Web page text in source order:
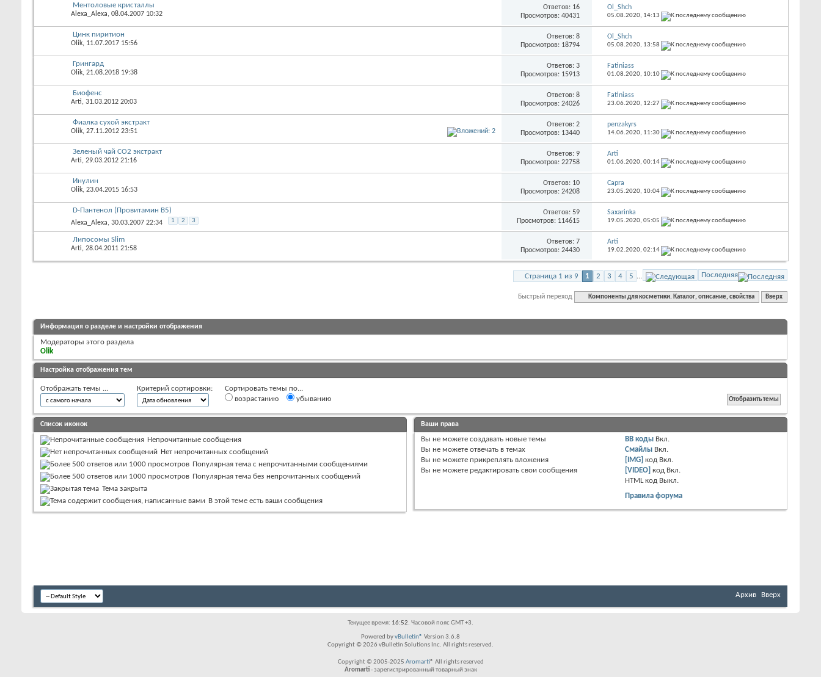
Ментоловые кристаллы
Alexa_Alexa, 08.04.2007 10:32
Ответов: 16
Просмотров: 40431
Ol_Shch
05.08.2020, 14:13
Цинк пиритион
Olik, 11.07.2017 15:56
Ответов: 8
Просмотров: 18794
Ol_Shch
05.08.2020, 13:58
Грингард
Olik, 21.08.2018 19:38
Ответов: 3
Просмотров: 15913
Fatiniass
01.08.2020, 10:10
Биофенс
Arti, 31.03.2012 20:03
Ответов: 8
Просмотров: 24026
Fatiniass
23.06.2020, 12:27
Фиалка сухой экстракт
Olik, 27.11.2012 23:51
Ответов: 2
Просмотров: 13440
penzakyrs
14.06.2020, 11:30
Зеленый чай СО2 экстракт
Arti, 29.03.2012 21:16
Ответов: 9
Просмотров: 22758
Arti
01.06.2020, 00:14
Инулин
Olik, 23.04.2015 16:53
Ответов: 10
Просмотров: 24208
Capra
23.05.2020, 10:04
D-Пантенол (Провитамин B5)
Alexa_Alexa, 30.03.2007 22:34 1 2 3
Ответов: 59
Просмотров: 114615
Saxarinka
19.05.2020, 05:05
Липосомы Slim
Arti, 28.04.2011 21:58
Ответов: 7
Просмотров: 24430
Arti
19.02.2020, 02:14
Страница 1 из 9 1 2 3 4 5 ... Последняя
Быстрый переход Компоненты для косметики. Каталог, описание, свойства Вверх
Информация о разделе и настройки отображения
Модераторы этого раздела
Olik
Настройка отображения тем
Отображать темы ... Критерий сортировки:
Сортировать темы по...
возрастанию
убыванию
Список иконок
Непрочитанные сообщения
Нет непрочитанных сообщений
Популярная тема с непрочитанными сообщениями
Популярная тема без непрочитанных сообщений
Тема закрыта
В этой теме есть ваши сообщения
Ваши права
Вы не можете создавать новые темы
Вы не можете отвечать в темах
Вы не можете прикреплять вложения
Вы не можете редактировать свои сообщения
BB коды Вкл.
Смайлы Вкл.
[IMG] код Вкл.
[VIDEO] код Вкл.
HTML код Выкл.
Правила форума
Архив Вверх
Текущее время: 16:52. Часовой пояс GMT +3.
Powered byvBulletin® Version 3.6.8
Copyright © 2026 vBulletin Solutions Inc. All rights reserved.
Copyright © 2005-2025 Aromarti® All rights reserved
Aromarti- зарегистрированный товарный знак